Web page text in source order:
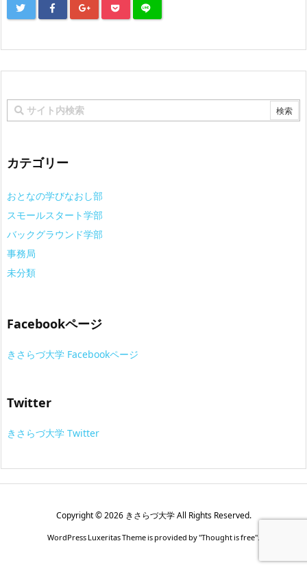
カテゴリー
おとなの学びなおし部
スモールスタート学部
バックグラウンド学部
事務局
未分類
Facebookページ
きさらづ大学 Facebookページ
Twitter
きさらづ大学 Twitter
Copyright ©2026 きさらづ大学All Rights Reserved.
WordPress Luxeritas Theme is provided by "Thought is free".